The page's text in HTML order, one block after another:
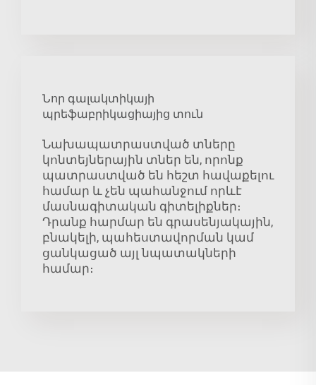
Նոր գալակտիկայի
պրեֆաբրիկացիայից տուն
Նախապատրաստված տները
կոնտեյներային տներ են, որոնք
պատրաստված են հեշտ հավաքելու
համար և չեն պահանջում որևէ
մասնագիտական գիտելիքներ։
Դրանք հարմար են գրասենյակային,
բնակելի, պահեստավորման կամ
ցանկացած այլ նպատակների
համար։